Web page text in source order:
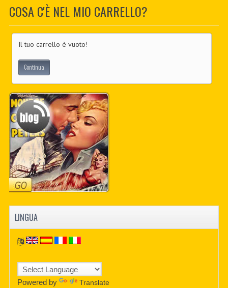
CONTATTO
PDF BOOKS
COSA C'È NEL MIO CARRELLO?
Il tuo carrello è vuoto!
Continua
LINGUA
Powered by Translate